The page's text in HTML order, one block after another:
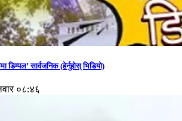
डिम्पल’ सार्वजनिक (हेर्नुहोस् भिडियो)
०८:४६